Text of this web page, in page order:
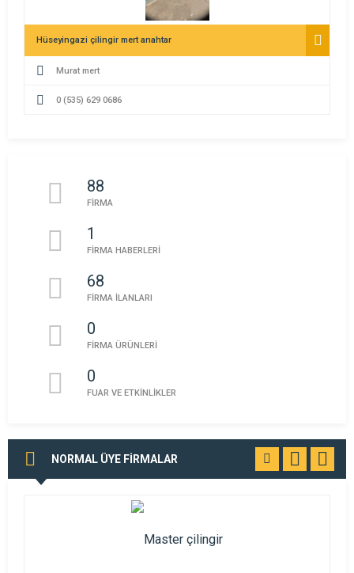
Hüseyingazi çilingir mert anahtar
Murat mert
0 (535) 629 0686
88
FİRMA
1
FİRMA HABERLERİ
68
FİRMA İLANLARI
0
FİRMA ÜRÜNLERİ
0
FUAR VE ETKİNLİKLER
NORMAL ÜYE FİRMALAR
GÖR